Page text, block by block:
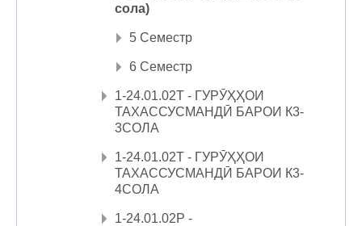
сола)
5 Семестр
6 Семестр
1-24.01.02Т - ГУРӮҲҲОИ
ТАХАССУСМАНДӢ БАРОИ К3-
3СОЛА
1-24.01.02Т - ГУРӮҲҲОИ
ТАХАССУСМАНДӢ БАРОИ К3-
4СОЛА
1-24.01.02Р -